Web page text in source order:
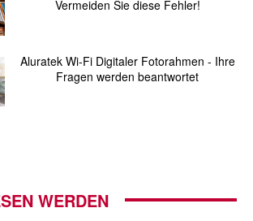
Vermeiden Sie diese Fehler!
Aluratek Wi-Fi Digitaler Fotorahmen - Ihre
Fragen werden beantwortet
WERDEN